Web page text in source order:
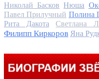
Николай Басков Нюша
Павел Прилучный Полина
Рита Дакота
Светлана
Филипп Киркоров Яна